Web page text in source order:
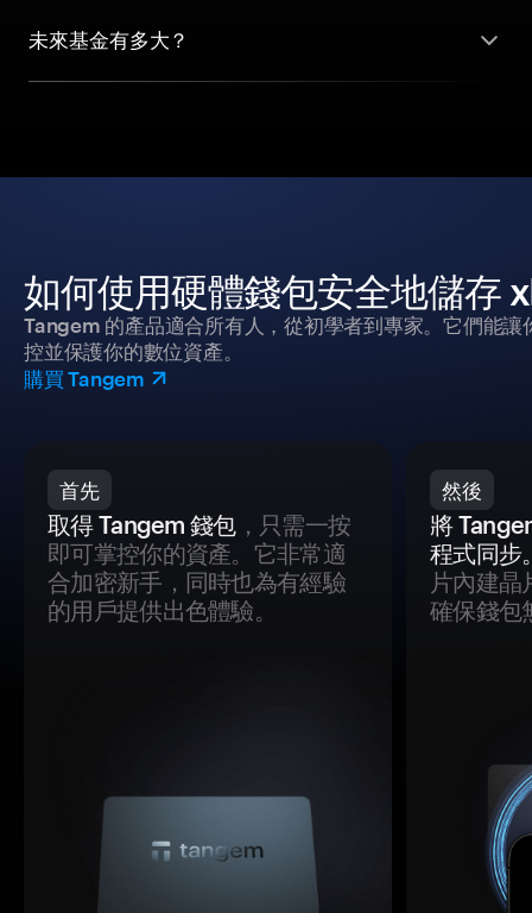
未來基金有多大？
如何使用硬體錢包安全地儲存
Tangem 的產品適合所有人，從初學者到專家。它們能
控並保護你的數位資產。
購買 Tangem
首先
取得 Tangem 錢包，只需一按
即可掌控你的資產。它非常適
合加密新手，同時也為有經驗
的用戶提供出色體驗。
然後
將
程式同步
片內建晶
確保錢包